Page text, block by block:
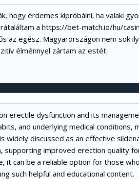
hogy érdemes kipróbálni, ha valaki
a https://bet-match.io/hu/
az egész. Magyarországon nem sok
élménnyel zártam az estét.
erectile dysfunction and its
and underlying medical conditions,
widely discussed as an effective
supporting improved erection quality
it can be a reliable option for those
such helpful and educational content.